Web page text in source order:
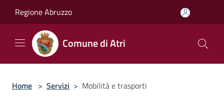
Regione Abruzzo
Comune di Atri
Home > Servizi > Mobilità e trasporti